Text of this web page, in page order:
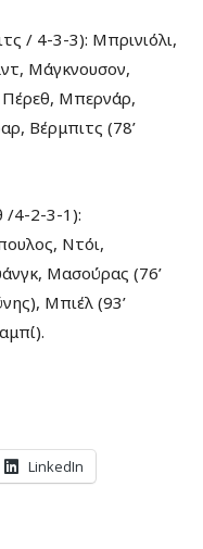
/ 4-3-3): Μπρινιόλι,
Μάγκνουσον,
Πέρεθ, Μπερνάρ,
Βέρμπιτς (78’
/4-2-3-1):
Ντόι,
Μασούρας (76’
Μπιέλ (93’
LinkedIn